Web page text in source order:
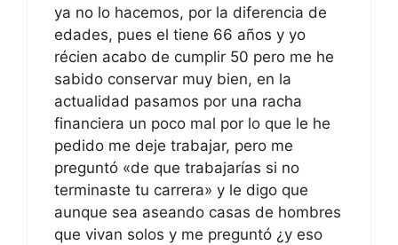
ya no lo hacemos, por la diferencia de
edades, pues el tiene 66 años y yo
récien acabo de cumplir 50 pero me he
sabido conservar muy bien, en la
actualidad pasamos por una racha
financiera un poco mal por lo que le he
pedido me deje trabajar, pero me
preguntó «de que trabajarías si no
terminaste tu carrera» y le digo que
aunque sea aseando casas de hombres
que vivan solos y me preguntó ¿y eso